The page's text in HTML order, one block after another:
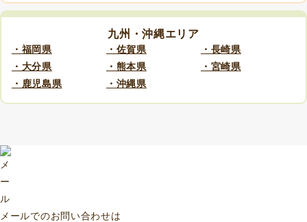
九州・沖縄エリア
・福岡県 ・佐賀県
・長崎県
・大分県
・熊本県
・宮崎県
・鹿児島県
・沖縄県
メールでのお問い合わせは